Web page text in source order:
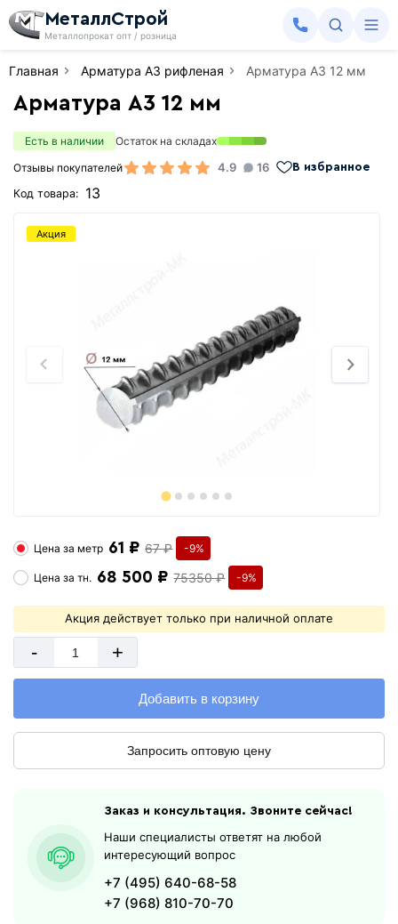
МеталлСтрой
Металлопрокат опт / розница
Главная Арматура А3 рифленая Арматура А3 12 мм
Арматура А3 12 мм
Есть в наличии
Остаток на складах
Отзывы покупателей
4.9 16 В избранное
Код товара: 13
Акция
Цена за метр 61 ₽ 67 ₽ -9%
Цена затн. 68 500 ₽ 75350 ₽ -9%
Акция действует только при наличной оплате
- +
Добавить в корзину
Запросить оптовую цену
Заказ и консультация. Звоните сейчас!
Наши специалисты ответят на любой
интересующий вопрос
+7 (495) 640-68-58
+7 (968) 810-70-70